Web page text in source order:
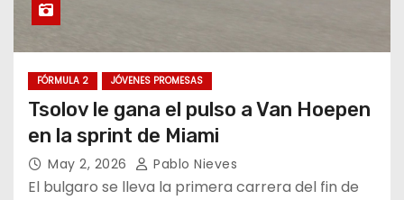
FÓRMULA 2 JÓVENES PROMESAS
Tsolov le gana el pulso a Van Hoepen
en la sprint de Miami
May 2, 2026 Pablo Nieves
El bulgaro se lleva la primera carrera del fin de